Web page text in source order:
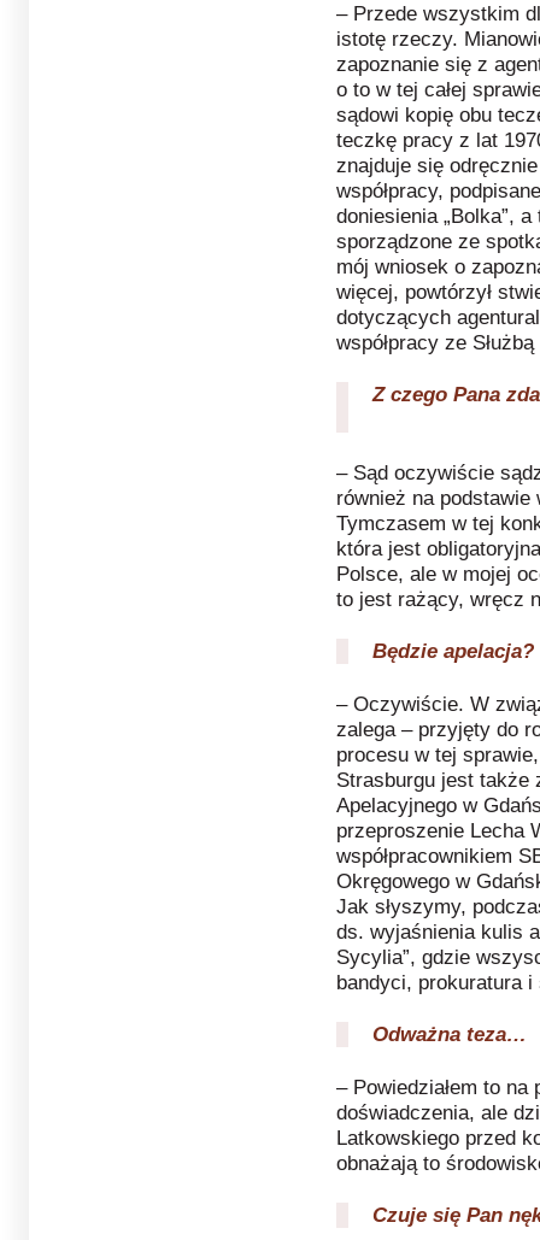
– Przede wszystkim
istotę rzeczy.
zapoznanie się z
o to w tej całej
sądowi kopię obu
teczkę pracy z lat
znajduje się
współpracy,
doniesienia „Bolka”,
sporządzone ze
mój wniosek o
więcej, powtórzył
dotyczących
współpracy ze
Z czego Pana
– Sąd oczywiście
również na
Tymczasem w tej
która jest
Polsce, ale w mojej
to jest rażący, wręcz
Będzie apelacja?
– Oczywiście. W
zalega – przyjęty do
procesu w tej
Strasburgu jest także
Apelacyjnego w
przeproszenie Lecha
współpracownikiem
Okręgowego w
Jak słyszymy,
ds. wyjaśnienia kulis
Sycylia”, gdzie
bandyci, prokuratura
Odważna teza…
– Powiedziałem to
doświadczenia, ale
Latkowskiego przed
obnażają to
Czuje się Pan